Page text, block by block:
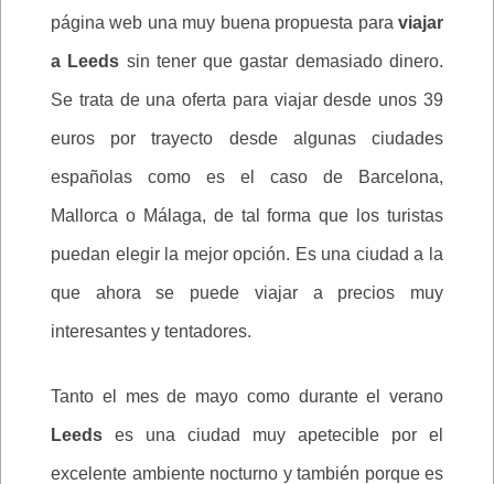
página web una muy buena propuesta para viajar
a Leeds sin tener que gastar demasiado dinero.
Se trata de una oferta para viajar desde unos 39
euros por trayecto desde algunas ciudades
españolas como es el caso de Barcelona,
Mallorca o Málaga, de tal forma que los turistas
puedan elegir la mejor opción. Es una ciudad a la
que ahora se puede viajar a precios muy
interesantes y tentadores.
Tanto el mes de mayo como durante el verano
Leeds es una ciudad muy apetecible por el
excelente ambiente nocturno y también porque es